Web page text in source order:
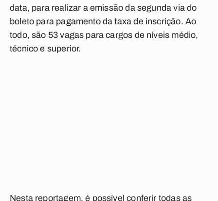
data, para realizar a emissão da segunda via do
boleto para pagamento da taxa de inscrição. Ao
todo, são 53 vagas para cargos de níveis médio,
técnico e superior.
Nesta reportagem, é possível conferir todas as